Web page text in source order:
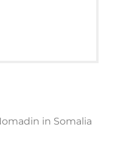
in Somalia